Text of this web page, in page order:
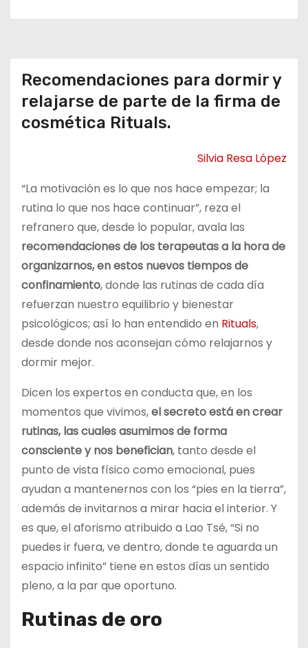
Recomendaciones para dormir y
relajarse de parte de la firma de
cosmética Rituals.
Silvia Resa López
“La motivación es lo que nos hace empezar; la
rutina lo que nos hace continuar”, reza el
refranero que, desde lo popular, avala las
recomendaciones de los terapeutas a la hora de
organizarnos, en estos nuevos tiempos de
confinamiento, donde las rutinas de cada día
refuerzan nuestro equilibrio y bienestar
psicológicos; así lo han entendido en Rituals,
desde donde nos aconsejan cómo relajarnos y
dormir mejor.
Dicen los expertos en conducta que, en los
momentos que vivimos,el secreto está en crear
rutinas, las cuales asumimos de forma
consciente y nos benefician, tanto desde el
punto de vista físico como emocional, pues
ayudan a mantenernos con los “pies en la tierra”,
además de invitarnos a mirar hacia el interior. Y
es que, el aforismo atribuido a Lao Tsé, “Si no
puedes ir fuera, ve dentro, donde te aguarda un
espacio infinito” tiene en estos días un sentido
pleno, a la par que oportuno.
Rutinas de oro